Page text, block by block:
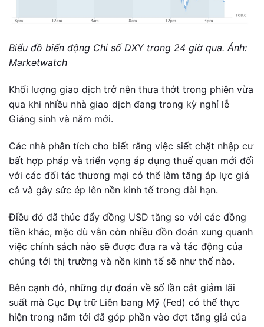
Biểu đồ biến động Chỉ số DXY trong 24 giờ qua. Ảnh:
Marketwatch
Khối lượng giao dịch trở nên thưa thớt trong phiên vừa
qua khi nhiều nhà giao dịch đang trong kỳ nghỉ lễ
Giáng sinh và năm mới.
Các nhà phân tích cho biết rằng việc siết chặt nhập cư
bất hợp pháp và triển vọng áp dụng thuế quan mới đối
với các đối tác thương mại có thể làm tăng áp lực giá
cả và gây sức ép lên nền kinh tế trong dài hạn.
Điều đó đã thúc đẩy đồng USD tăng so với các đồng
tiền khác, mặc dù vẫn còn nhiều đồn đoán xung quanh
việc chính sách nào sẽ được đưa ra và tác động của
chúng tới thị trường và nền kinh tế sẽ như thế nào.
Bên cạnh đó, những dự đoán về số lần cắt giảm lãi
suất mà Cục Dự trữ Liên bang Mỹ (Fed) có thể thực
hiện trong năm tới đã góp phần vào đợt tăng giá của